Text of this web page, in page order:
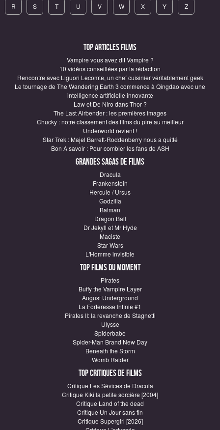
R S T U V W X Y Z
Top articles Films
Vampire vous avez dit Vampire ?
10 vidéos conseillées par la rédaction
Rencontre avec Liguori Lecomte, un chef cuisinier véritablement geek
Le tournage de The Wandering Earth 3 commence à Qingdao avec une
intelligence artificielle innovante
Law et De Niro dans Thor ?
The Last Airbender : les premières images
Chucky : notre classement des films du pire au meilleur
Underworld revient !
Star Trek : Majel Barrett-Roddenberry nous a quitté
Bon A savoir : Pour combler les fans de ASH
Grandes sagas de Films
Dracula
Frankenstein
Hercule / Ursus
Godzilla
Batman
Dragon Ball
Dr Jekyll et Mr Hyde
Maciste
Star Wars
L'Homme invisible
Top Films du moment
Pirates
Buffy the Vampire Layer
August Underground
La Forteresse Infinie #1
Pirates II: la revanche de Stagnetti
Ulysse
Spiderbabe
Spider-Man Brand New Day
Beneath the Storm
Womb Raider
Top critiques de Films
Critique Les Sévices de Dracula
Critique Kiki la petite sorcière [2004]
Critique Land of the dead
Critique Un Jour sans fin
Critique Supergirl [2026]